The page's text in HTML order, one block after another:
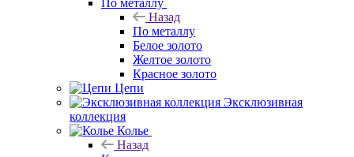
По металлу
Назад
По металлу
Белое золото
Желтое золото
Красное золото
Цепи
Эксклюзивная
коллекция
Колье
Назад